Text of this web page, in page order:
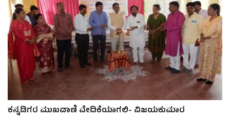
ಕನ್ನಡಿಗರ ಮುಖವಾಣಿ ವೇದಿಕೆಯಾಗಲಿ- ವಿಜಯಕುಮಾರ